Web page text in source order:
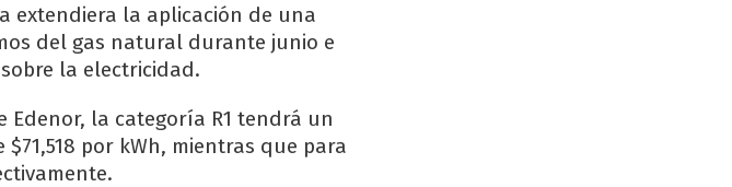
extendiera la aplicación de una
del gas natural durante junio e
la electricidad.
la categoría R1 tendrá un
por kWh, mientras que para